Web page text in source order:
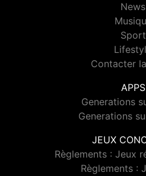
News
Sport
Contacter
APPS
Generations
Generations
JEUX
Règlements : Jeux
Règlements :